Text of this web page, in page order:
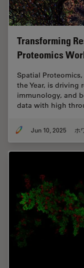
Transforming
Proteomics
Spatial
the Year, is driving
immunology, and
data with high
Jun 10, 2025 ホ